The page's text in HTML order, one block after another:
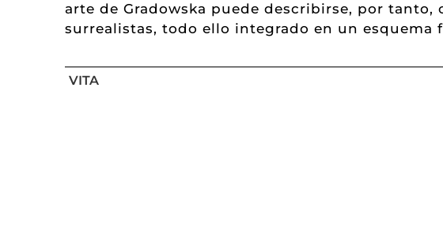
arte de Gradowska puede describirse, por
surrealistas, todo ello integrado en un esquema
VITA